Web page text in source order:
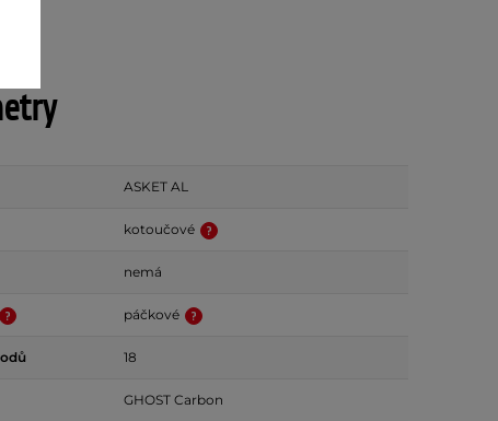
ASKET AL
kotoučové
nemá
páčkové
18
GHOST Carbon